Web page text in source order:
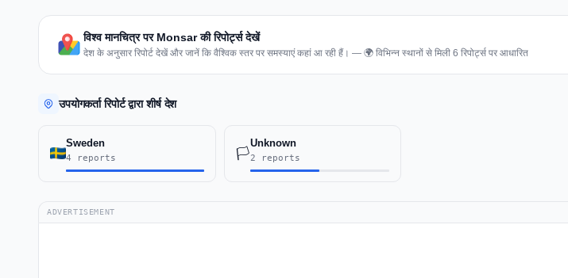
विश्व मानचित्र पर Monsar की रिपोर्ट्स देखें
देश के अनुसार रिपोर्ट देखें और जानें कि वैश्विक स्तर पर समस्याएं कहां आ रही हैं। — 🌍 विभिन्न स्थानों से मिली 6 रिपोर्ट्स पर आधारित
उपयोगकर्ता रिपोर्ट द्वारा शीर्ष देश
Sweden
4 reports 🏳️
Unknown
2 reports
ADVERTISEMENT